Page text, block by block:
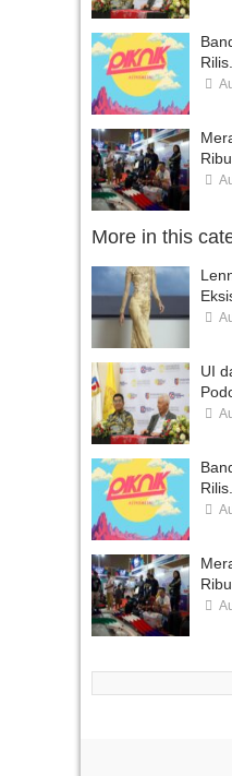
Rilis...
More in this
UI
Rilis...